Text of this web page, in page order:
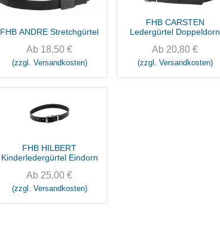
FHB ANDRE Stretchgürtel
Ab 18,50 €
(zzgl. Versandkosten)
FHB CARSTEN
Ledergürtel Doppeldorn
Ab 20,80 €
(zzgl. Versandkosten)
FHB HILBERT
Kinderledergürtel Eindorn
Ab 25,00 €
(zzgl. Versandkosten)